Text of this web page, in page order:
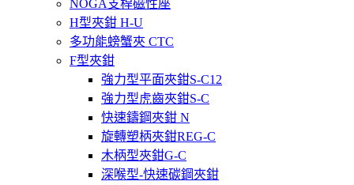
NOGA支桿磁性座
H型夾鉗 H-U
多功能螃蟹夾 CTC
F型夾鉗
強力型平面夾鉗S-C12
強力型虎齒夾鉗S-C
快速鑄鋼夾鉗 N
旋轉塑柄夾鉗REG-C
木柄型夾鉗G-C
深喉型-快速碳鋼夾鉗